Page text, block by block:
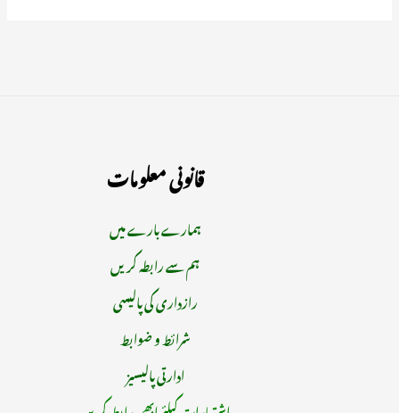
قانونی معلومات
ہمارے بارے میں
ہم سے رابطہ کریں
رازداری کی پالیسی
شرائط و ضوابط
ادارتی پالیسیز